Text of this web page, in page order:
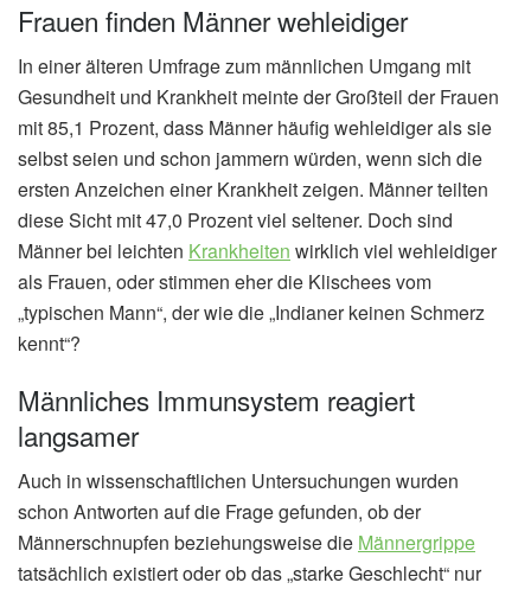
Frauen finden Männer wehleidiger
In einer älteren Umfrage zum männlichen Umgang mit
Gesundheit und Krankheit meinte der Großteil der Frauen
mit 85,1 Prozent, dass Männer häufig wehleidiger als sie
selbst seien und schon jammern würden, wenn sich die
ersten Anzeichen einer Krankheit zeigen. Männer teilten
diese Sicht mit 47,0 Prozent viel seltener. Doch sind
Männer bei leichten Krankheiten wirklich viel wehleidiger
als Frauen, oder stimmen eher die Klischees vom
„typischen Mann“, der wie die „Indianer keinen Schmerz
kennt“?
Männliches Immunsystem reagiert
langsamer
Auch in wissenschaftlichen Untersuchungen wurden
schon Antworten auf die Frage gefunden, ob der
Männerschnupfen beziehungsweise die Männergrippe
tatsächlich existiert oder ob das „starke Geschlecht“ nur